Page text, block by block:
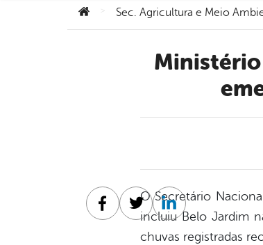
Você está aqui:Sec. Agricultura e Meio
Ministério do Desenvolvimento Regional decreta estado de
O Secretário
incluiu Belo Jardim
chuvas registradas
Facebook
TwitterLinkedin